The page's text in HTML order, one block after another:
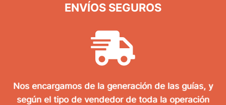
ENVÍOS SEGUROS
Nos encargamos de la generación de las guías, y
según el tipo de vendedor de toda la operación